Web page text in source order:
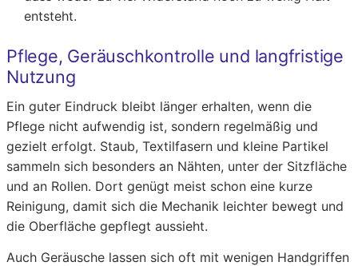
entsteht.
Pflege, Geräuschkontrolle und langfristige
Nutzung
Ein guter Eindruck bleibt länger erhalten, wenn die
Pflege nicht aufwendig ist, sondern regelmäßig und
gezielt erfolgt. Staub, Textilfasern und kleine Partikel
sammeln sich besonders an Nähten, unter der Sitzfläche
und an Rollen. Dort genügt meist schon eine kurze
Reinigung, damit sich die Mechanik leichter bewegt und
die Oberfläche gepflegt aussieht.
Auch Geräusche lassen sich oft mit wenigen Handgriffen